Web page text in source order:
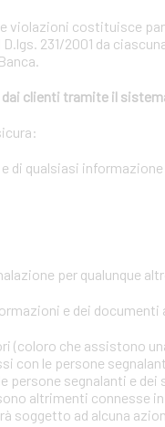
violazioni costituisce
231/2001 da
clienti tramite il
di qualsiasi
per qualunque
e dei
(coloro che assistono
con le persone
persone segnalanti e
altrimenti connesse
soggetto ad alcuna